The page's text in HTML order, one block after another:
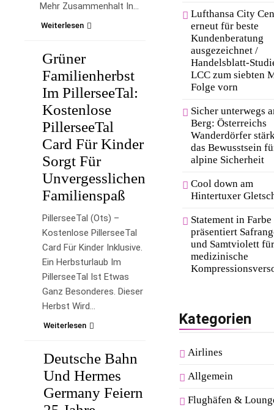
Mehr Zusammenhalt In…
Weiterlesen
LIFESTYLE
Grüner
Familienherbst
Im PillerseeTal:
Kostenlose
PillerseeTal
Card Für Kinder
Sorgt Für
Unvergesslichen
Familienspaß
PillerseeTal (ots) –
Kostenlose PillerseeTal
Card Für Kinder Inklusive.
Ein Herbsturlaub Im
PillerseeTal Ist Etwas
Ganz Besonderes. Dieser
Herbst Wird…
Weiterlesen
REISE-
BLOG
Deutsche Bahn
Und Hermes
Germany Feiern
Lufthansa City
erneut für beste
Kundenberatung
ausgezeichnet /
Handelsblatt-
LCC zum siebten
Folge vorn
Sicher unterwegs
Berg: Österreichs
Wanderdörfer
das Bewusstsein
alpine Sicherheit
Cool down am
Hintertuxer
Statement in
präsentiert
und Samtviolett
medizinische
Kategorien
Airlines
Allgemein
Flughäfen &